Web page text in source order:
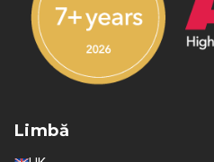
Limbă